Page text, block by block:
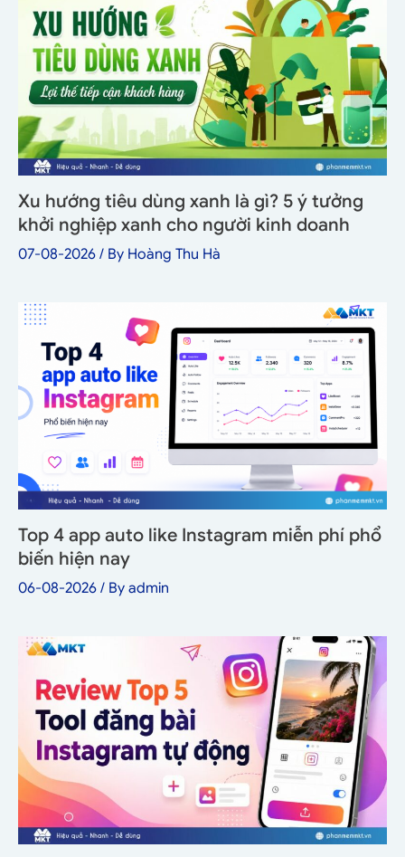
Xu hướng tiêu dùng xanh là gì? 5 ý tưởng
khởi nghiệp xanh cho người kinh doanh
07-08-2026 / By Hoàng Thu Hà
Top 4 app auto like Instagram miễn phí phổ
biến hiện nay
06-08-2026 / By admin